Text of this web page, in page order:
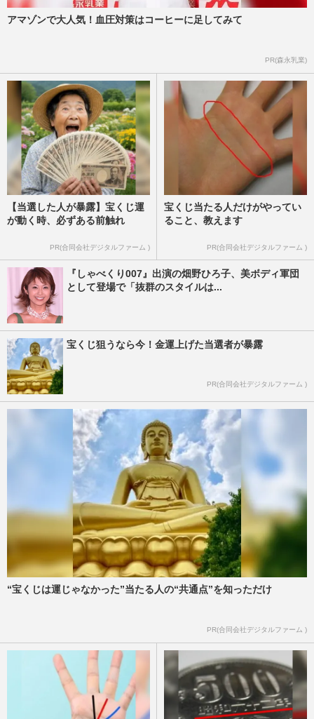
アマゾンで大人気！血圧対策はコーヒーに足してみて
PR(森永乳業)
【当選した人が暴露】宝くじ運
が動く時、必ずある前触れ
PR(合同会社デジタルファーム )
宝くじ当たる人だけがやってい
ること、教えます
PR(合同会社デジタルファーム )
『しゃべくり007』出演の畑野ひろ子、美ボディ軍団
として登場で「抜群のスタイルは...
宝くじ狙うなら今！金運上げた当選者が暴露
PR(合同会社デジタルファーム )
“宝くじは運じゃなかった”当たる人の“共通点”を知っただけ
PR(合同会社デジタルファーム )